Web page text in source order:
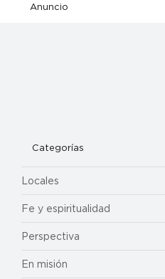
Anuncio
Categorías
Locales
Fe y espiritualidad
Perspectiva
En misión